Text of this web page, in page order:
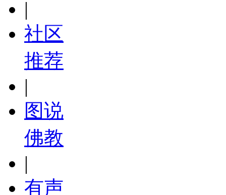
|
社区
推荐
|
图说
佛教
|
有声